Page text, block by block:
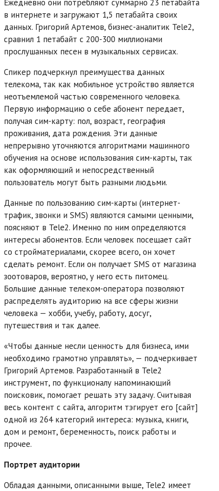
Ежедневно они потребляют суммарно 23 петабайта
в интернете и загружают 1,5 петабайта своих
данных. Григорий Артемов, бизнес-аналитик Tele2,
сравнил 1 петабайт с 200-300 миллионами
прослушанных песен в музыкальных сервисах.
Спикер подчеркнул преимущества данных
телекома, так как мобильное устройство является
неотъемлемой частью современного человека.
Первую информацию о себе абонент передает,
получая сим-карту: пол, возраст, география
проживания, дата рождения. Эти данные
непрерывно уточняются алгоритмами машинного
обучения на основе использования сим-карты, так
как оформляющий и непосредственный
пользователь могут быть разными людьми.
Данные по пользованию сим-карты (интернет-
трафик, звонки и SMS) являются самыми ценными,
поясняют в Tele2. Именно по ним определяются
интересы абонентов. Если человек посещает сайт
со стройматериалами, скорее всего, он хочет
сделать ремонт. Если он получает SMS от магазина
зоотоваров, вероятно, у него есть питомец.
Большие данные телеком-оператора позволяют
распределять аудиторию на все сферы жизни
человека — хобби, учебу, работу, досуг,
путешествия и так далее.
«Чтобы данные несли ценность для бизнеса, ими
необходимо грамотно управлять», — подчеркивает
Григорий Артемов. Разработанный в Tele2
инструмент, по функционалу напоминающий
поисковик, помогает решать эту задачу. Считывая
весь контент с сайта, алгоритм тэгирует его [сайт]
одной из 264 категорий интереса: музыка, книги,
дом и ремонт, беременность, поиск работы и
прочее.
Портрет аудитории
Обладая данными, описанными выше, Tele2 имеет